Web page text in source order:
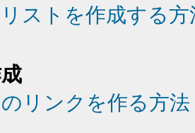
ストを作成する方
リンクを作る方法